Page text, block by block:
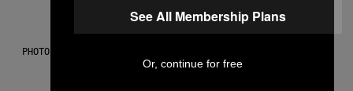
PHOTO ILLUSTRATION BY IAN WALDIE/GETTY IMAGES
See All Membership Plans
Or, continue for free